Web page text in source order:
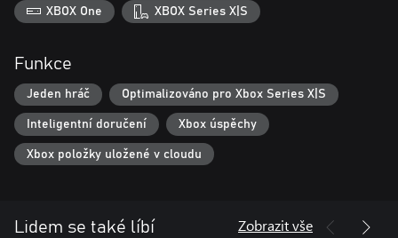
XBOX One XBOX Series X|S
Funkce
Jeden hráč Optimalizováno pro Xbox Series X|S
Inteligentní doručení Xbox úspěchy
Xbox položky uložené v cloudu
Lidem se také líbí Zobrazit vše